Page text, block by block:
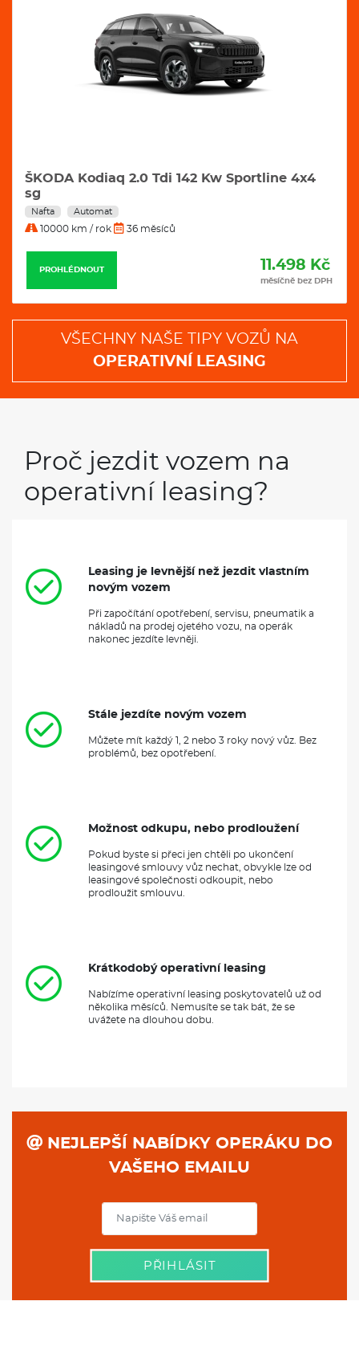
ŠKODA Kodiaq 2.0 Tdi 142 Kw Sportline 4x4
sg
Nafta Automat
10000 km / rok 36 měsíců
PROHLÉDNOUT 11.498 Kč
měsíčně bez DPH
VŠECHNY NAŠE TIPY VOZŮ NA
OPERATIVNÍ LEASING
Proč jezdit vozem na
operativní leasing?
Leasing je levnější než jezdit vlastním
novým vozem
Při započítání opotřebení, servisu, pneumatik a
nákladů na prodej ojetého vozu, na operák
nakonec jezdíte levněji.
Stále jezdíte novým vozem
Můžete mít každý 1, 2 nebo 3 roky nový vůz. Bez
problémů, bez opotřebení.
Možnost odkupu, nebo prodloužení
Pokud byste si přeci jen chtěli po ukončení
leasingové smlouvy vůz nechat, obvykle lze od
leasingové společnosti odkoupit, nebo
prodloužit smlouvu.
Krátkodobý operativní leasing
Nabízíme operativní leasing poskytovatelů už od
několika měsíců. Nemusíte se tak bát, že se
uvážete na dlouhou dobu.
NEJLEPŠÍ NABÍDKY OPERÁKU DO
VAŠEHO EMAILU
PŘIHLÁSIT